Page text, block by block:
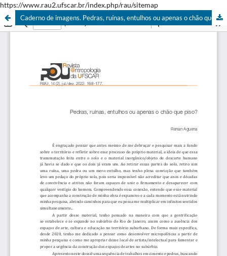
https://www.rau2.ufscar.br/index.php/rau/sitemap
Caderno de imagens. Pedras, ruínas, entulhos ou apenas o chão que piso?